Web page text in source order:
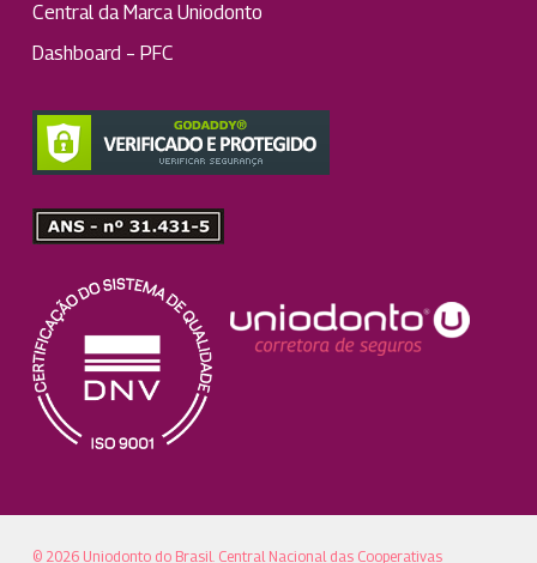
Central da Marca Uniodonto
Dashboard – PFC
© 2026 Uniodonto do Brasil. Central Nacional das Cooperativas